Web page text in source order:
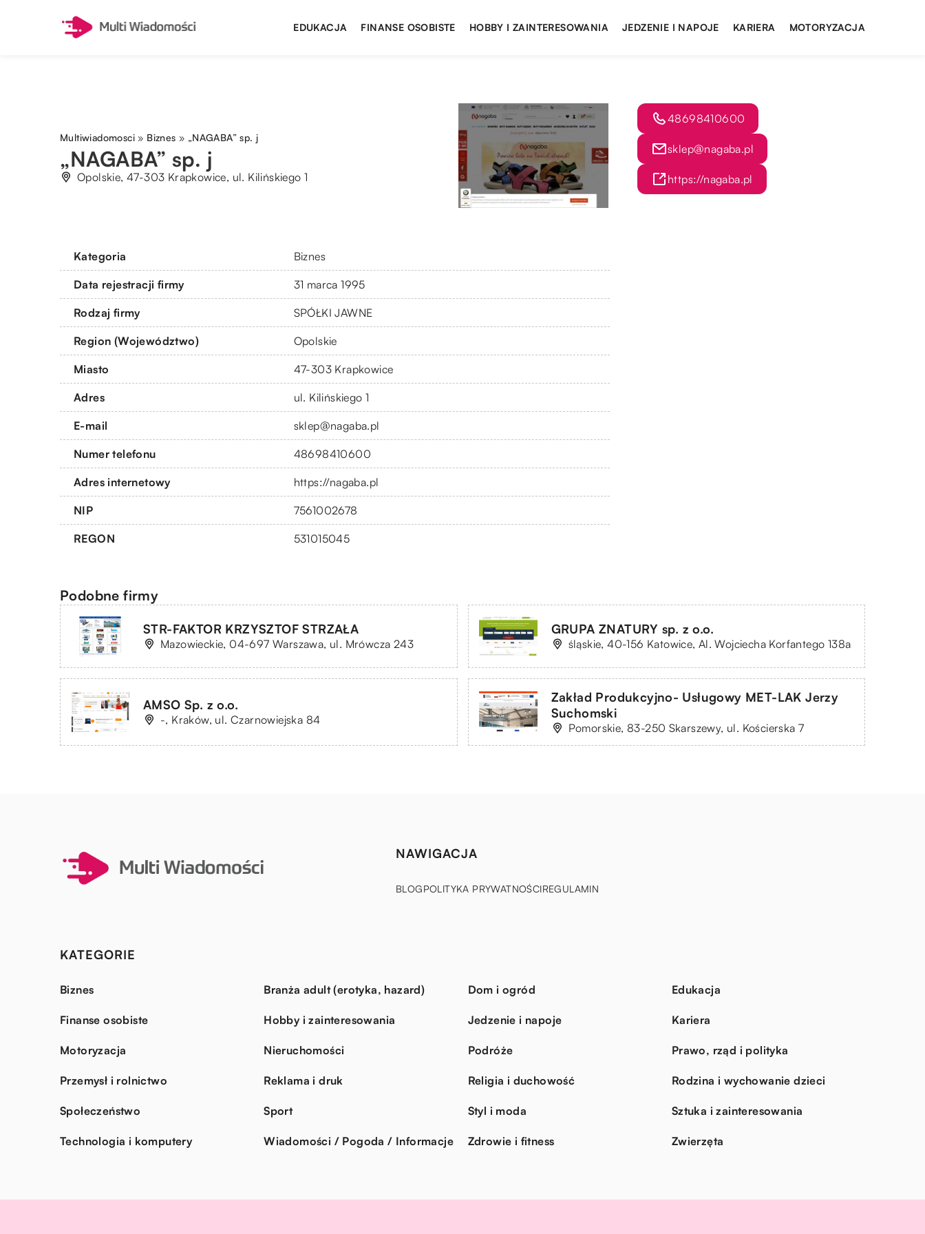
EDUKACJA FINANSE OSOBISTE HOBBY I ZAINTERESOWANIA JEDZENIE I NAPOJE KARIERA MOTORYZACJA
Multiwiadomosci » Biznes » „NAGABA” sp. j
„NAGABA” sp. j
Opolskie, 47-303 Krapkowice, ul. Kilińskiego 1
Kategoria Biznes
Data rejestracji firmy 31 marca 1995
Rodzaj firmy SPÓŁKI JAWNE
Region (Województwo) Opolskie
Miasto 47-303 Krapkowice
Adres ul. Kilińskiego 1
E-mail sklep@nagaba.pl
Numer telefonu 48698410600
Adres internetowy https://nagaba.pl
NIP 7561002678
REGON 531015045
48698410600
sklep@nagaba.pl
https://nagaba.pl
Podobne firmy
STR-FAKTOR KRZYSZTOF STRZAŁA
Mazowieckie, 04-697 Warszawa, ul. Mrówcza 243
GRUPA ZNATURY sp. z o.o.
śląskie, 40-156 Katowice, Al. Wojciecha Korfantego 138a
AMSO Sp. z o.o.
-, Kraków, ul. Czarnowiejska 84
Zakład Produkcyjno- Usługowy MET-LAK Jerzy
Suchomski
Pomorskie, 83-250 Skarszewy, ul. Kościerska 7
NAWIGACJA
BLOGPOLITYKA PRYWATNOŚCIREGULAMIN
KATEGORIE
Biznes Branża adult (erotyka, hazard) Dom i ogród Edukacja
Finanse osobiste Hobby i zainteresowania Jedzenie i napoje Kariera
Motoryzacja Nieruchomości Podróże Prawo, rząd i polityka
Przemysł i rolnictwo Reklama i druk Religia i duchowość Rodzina i wychowanie dzieci
Społeczeństwo Sport Styl i moda Sztuka i zainteresowania
Technologia i komputery Wiadomości / Pogoda / Informacje Zdrowie i fitness Zwierzęta